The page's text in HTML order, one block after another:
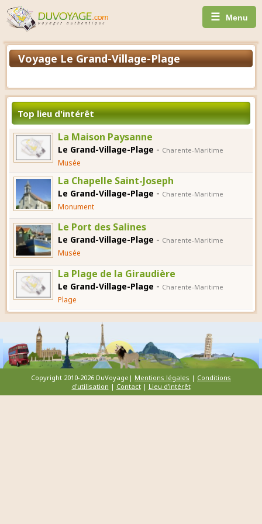
☰ Menu
Voyage Le Grand-Village-Plage
Top lieu d'intérêt
La Maison Paysanne
Le Grand-Village-Plage - Charente-Maritime
Musée
La Chapelle Saint-Joseph
Le Grand-Village-Plage - Charente-Maritime
Monument
Le Port des Salines
Le Grand-Village-Plage - Charente-Maritime
Musée
La Plage de la Giraudière
Le Grand-Village-Plage - Charente-Maritime
Plage
Copyright 2010-2026 DuVoyage| Mentions légales | Conditions
d'utilisation | Contact| Lieu d'intérêt